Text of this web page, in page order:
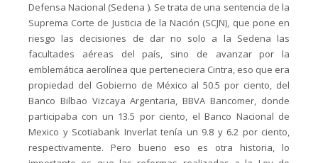
Defensa Nacional (Sedena ). Se trata de una sentencia de la
Suprema Corte de Justicia de la Nación (SCJN), que pone en
riesgo las decisiones de dar no solo a la Sedena las
facultades aéreas del país, sino de avanzar por la
emblemática aerolínea que perteneciera Cintra, eso que era
propiedad del Gobierno de México al 50.5 por ciento, del
Banco Bilbao Vizcaya Argentaria, BBVA Bancomer, donde
participaba con un 13.5 por ciento, el Banco Nacional de
Mexico y Scotiabank Inverlat tenía un 9.8 y 6.2 por ciento,
respectivamente. Pero bueno eso es otra historia, lo